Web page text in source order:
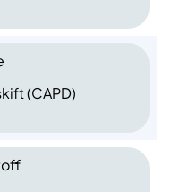
(CAPD)